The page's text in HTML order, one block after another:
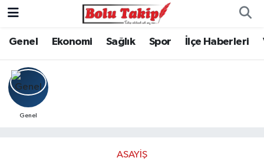
Genel Ekonomi Sağlık Spor İlçe Haberleri
Genel
ASAYIŞ